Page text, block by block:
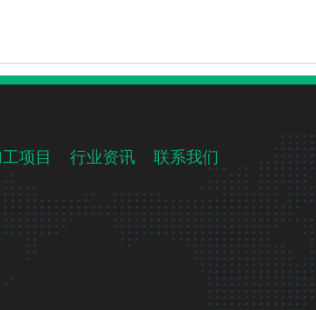
项目 行业资讯 联系我们